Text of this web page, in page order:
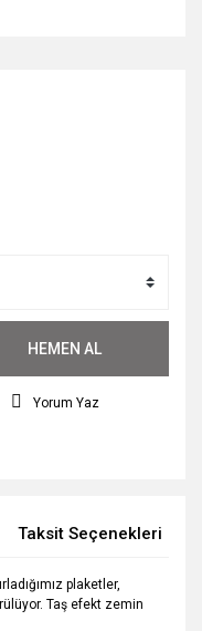
HEMEN AL
Yorum Yaz
Taksit Seçenekleri
plaketler,
Taş efekt zemin